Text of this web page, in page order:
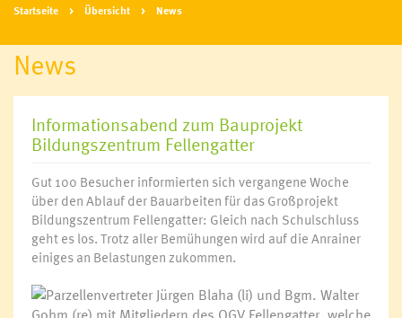
Startseite Übersicht News
News
Informationsabend zum Bauprojekt
Bildungszentrum Fellengatter
Gut 100 Besucher informierten sich vergangene Woche
über den Ablauf der Bauarbeiten für das Großprojekt
Bildungszentrum Fellengatter: Gleich nach Schulschluss
geht es los. Trotz aller Bemühungen wird auf die Anrainer
einiges an Belastungen zukommen.